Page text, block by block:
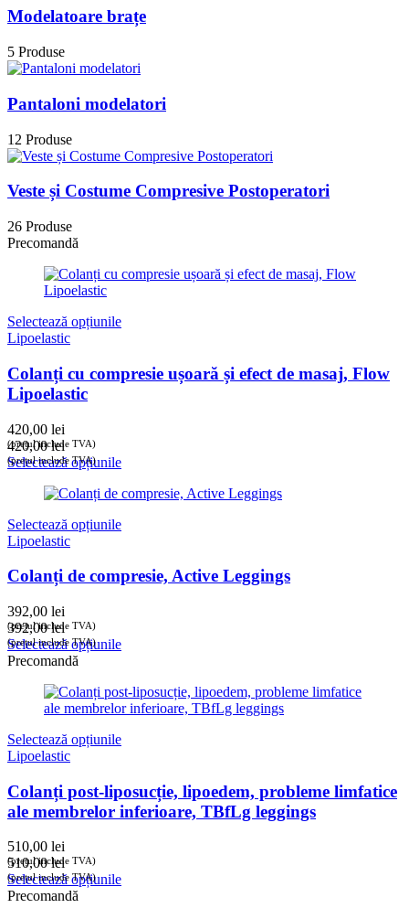
Modelatoare brațe
5 Produse
Pantaloni modelatori
12 Produse
Veste și Costume Compresive Postoperatori
26 Produse
Precomandă
Selectează opțiunile
Lipoelastic
Colanți cu compresie ușoară și efect de masaj, Flow
Lipoelastic
420,00 lei
(prețul include TVA)
420,00lei
(prețul include TVA)
Selectează opțiunile
Selectează opțiunile
Lipoelastic
Colanți de compresie, Active Leggings
392,00 lei
(prețul include TVA)
392,00lei
(prețul include TVA)
Selectează opțiunile
Precomandă
Selectează opțiunile
Lipoelastic
Colanți post-liposucție, lipoedem, probleme limfatice
ale membrelor inferioare, TBfLg leggings
510,00 lei
(prețul include TVA)
510,00lei
(prețul include TVA)
Selectează opțiunile
Precomandă